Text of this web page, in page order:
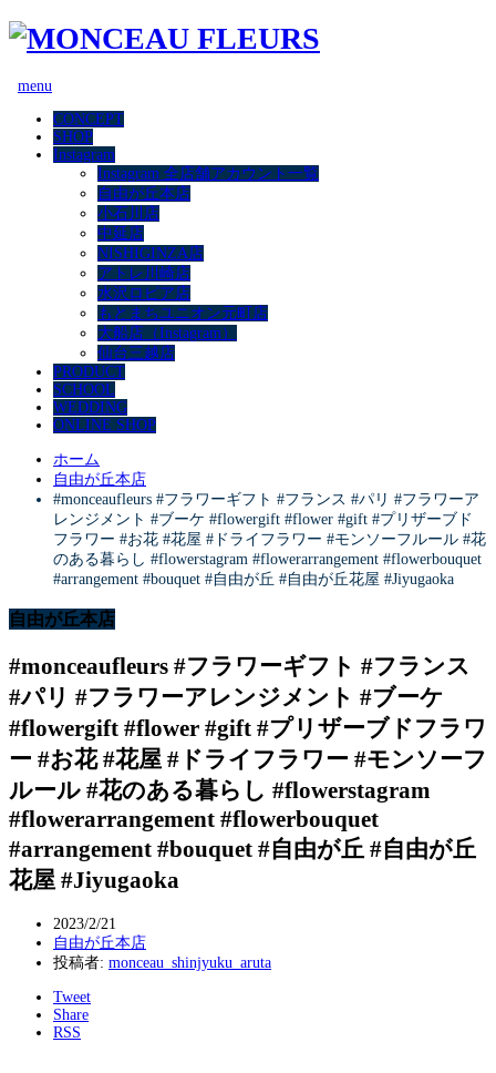
menu
CONCEPT
SHOP
Instagram
Instagram 全店舗アカウント一覧
自由が丘本店
小石川店
中延店
NISHIGINZA店
アトレ川崎店
水沢ロピア店
もとまちユニオン元町店
大船店（Instagram）
仙台三越店
PRODUCT
SCHOOL
WEDDING
ONLINE SHOP
ホーム
自由が丘本店
#monceaufleurs #フラワーギフト #フランス #パリ #フラワーア
レンジメント #ブーケ #flowergift #flower #gift #プリザーブド
フラワー #お花 #花屋 #ドライフラワー #モンソーフルール #花
のある暮らし #flowerstagram #flowerarrangement #flowerbouquet
#arrangement #bouquet #自由が丘 #自由が丘花屋 #Jiyugaoka
自由が丘本店
#monceaufleurs #フラワーギフト #フランス
#パリ #フラワーアレンジメント #ブーケ
#flowergift #flower #gift #プリザーブドフラワ
ー #お花 #花屋 #ドライフラワー #モンソーフ
ルール #花のある暮らし #flowerstagram
#flowerarrangement #flowerbouquet
#arrangement #bouquet #自由が丘 #自由が丘
花屋 #Jiyugaoka
2023/2/21
自由が丘本店
投稿者: monceau_shinjyuku_aruta
Tweet
Share
RSS